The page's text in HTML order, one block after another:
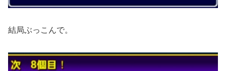
結局ぶっこんで。